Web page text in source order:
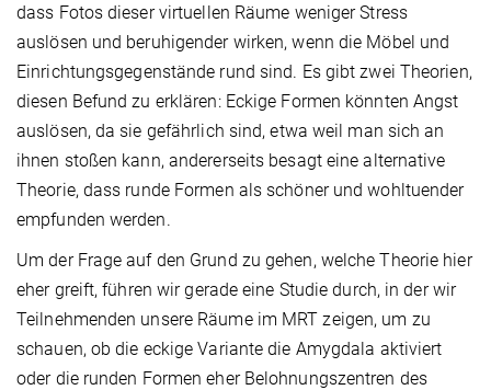
dass Fotos dieser virtuellen Räume weniger Stress
auslösen und beruhigender wirken, wenn die Möbel und
Einrichtungsgegenstände rund sind. Es gibt zwei Theorien,
diesen Befund zu erklären: Eckige Formen könnten Angst
auslösen, da sie gefährlich sind, etwa weil man sich an
ihnen stoßen kann, andererseits besagt eine alternative
Theorie, dass runde Formen als schöner und wohltuender
empfunden werden.
Um der Frage auf den Grund zu gehen, welche Theorie hier
eher greift, führen wir gerade eine Studie durch, in der wir
Teilnehmenden unsere Räume im MRT zeigen, um zu
schauen, ob die eckige Variante die Amygdala aktiviert
oder die runden Formen eher Belohnungszentren des